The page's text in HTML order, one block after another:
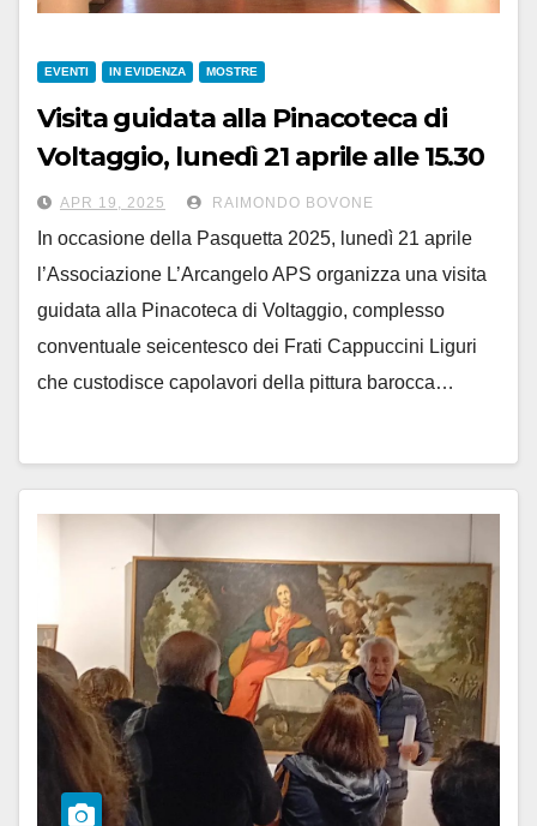
EVENTI IN EVIDENZA MOSTRE
Visita guidata alla Pinacoteca di
Voltaggio, lunedì 21 aprile alle 15.30
APR 19, 2025 RAIMONDO BOVONE
In occasione della Pasquetta 2025, lunedì 21 aprile
l’Associazione L’Arcangelo APS organizza una visita
guidata alla Pinacoteca di Voltaggio, complesso
conventuale seicentesco dei Frati Cappuccini Liguri
che custodisce capolavori della pittura barocca…